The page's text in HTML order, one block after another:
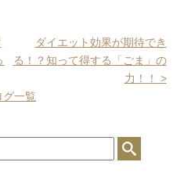
ダイエット効果が期待でき
る！？知って得する「ごま」の
力！！ >
グ一覧